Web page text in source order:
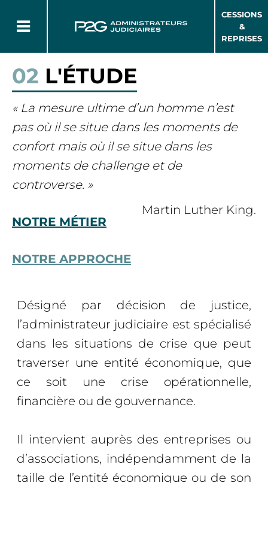
CESSIONS
&
REPRISES
02 L'ÉTUDE
« La mesure ultime d’un homme n’est
pas où il se situe dans les moments de
confort mais où il se situe dans les
moments de challenge et de
controverse. »
Martin Luther King.
NOTRE MÉTIER
NOTRE APPROCHE
Désigné par décision de justice,
l’administrateur judiciaire est spécialisé
dans les situations de crise que peut
traverser une entité économique, que
ce soit une crise opérationnelle,
financière ou de gouvernance.
Il intervient auprès des entreprises ou
d’associations, indépendamment de la
taille de l’entité économique ou de son